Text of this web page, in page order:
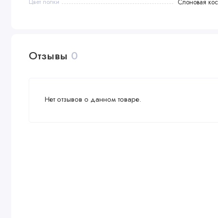
Отзывы 0
Нет отзывов о данном товаре.